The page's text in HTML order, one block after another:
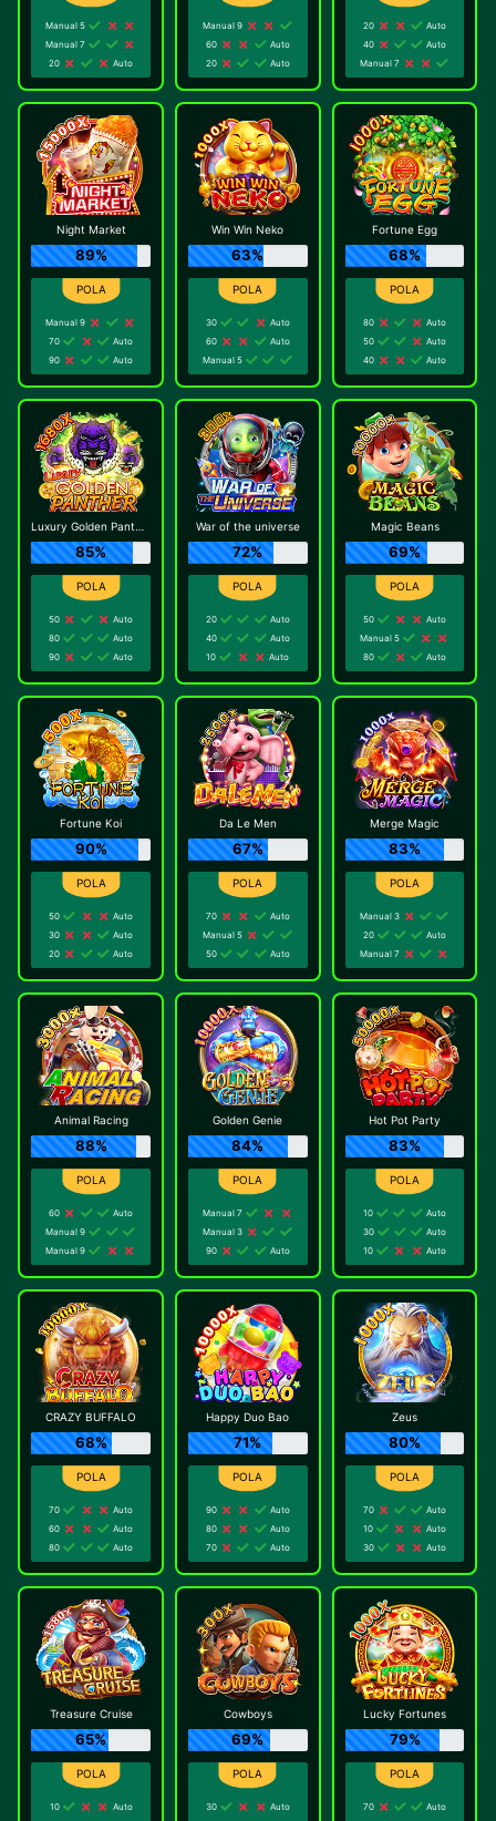
Manual 5
Manual 7
20
Auto
Manual 9
60
Auto
20
Auto
20
Auto
40
Auto
Manual 7
Night Market
89%
Manual 9
70
Auto
90
Auto
Win Win Neko
63%
30
Auto
60
Auto
Manual 5
Fortune Egg
68%
80
Auto
50
Auto
40
Auto
Luxury Golden Panther
85%
50
Auto
80
Auto
90
Auto
War of the universe
72%
20
Auto
40
Auto
10
Auto
Magic Beans
69%
50
Auto
Manual 5
80
Auto
Fortune Koi
90%
50
Auto
30
Auto
20
Auto
Da Le Men
67%
70
Auto
Manual 5
50
Auto
Merge Magic
83%
Manual 3
20
Auto
Manual 7
Animal Racing
88%
60
Auto
Manual 9
Manual 9
Golden Genie
84%
Manual 7
Manual 3
90
Auto
Hot Pot Party
83%
10
Auto
30
Auto
10
Auto
CRAZY BUFFALO
68%
70
Auto
60
Auto
80
Auto
Happy Duo Bao
71%
90
Auto
80
Auto
70
Auto
Zeus
80%
70
Auto
10
Auto
30
Auto
Treasure Cruise
65%
10
Auto
Cowboys
69%
30
Auto
Lucky Fortunes
79%
70
Auto